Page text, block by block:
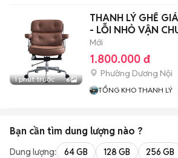
1 phút trước 6
THANH LÝ GHẾ
- LỖI NHỎ VẬN
Mới
1.800.000 đ
Phường Dương Nội
TỔNG KHO THANH LÝ
Bạn cần tìm dung lượng nào ?
Dung lượng: 64 GB 128 GB 256 GB